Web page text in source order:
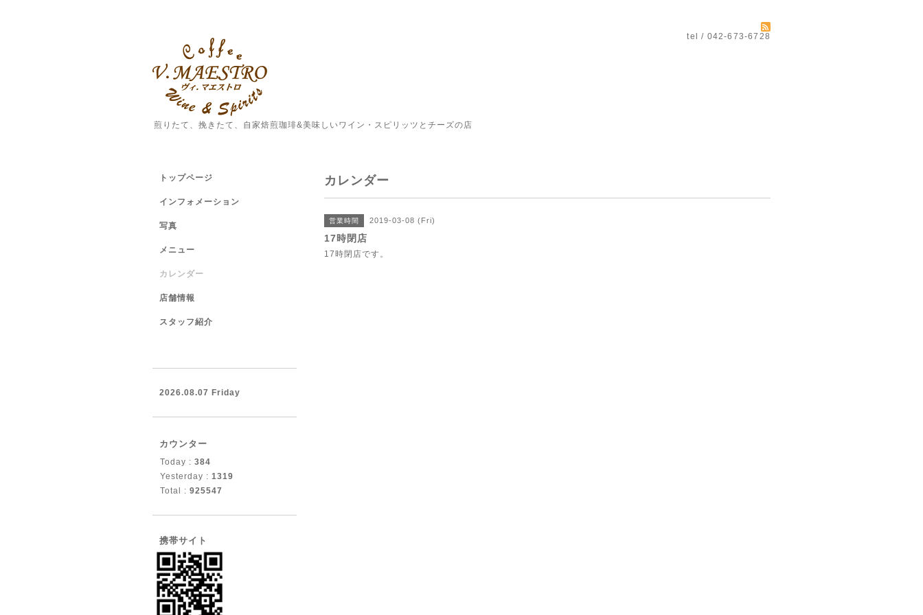
tel / 042-673-6728
煎りたて、挽きたて、自家焙煎珈琲&美味しいワイン・スピリッツとチーズの店
カレンダー
営業時間 2019-03-08 (Fri)
17時閉店
17時閉店です。
トップページ
インフォメーション
写真
メニュー
カレンダー
店舗情報
スタッフ紹介
2026.08.07 Friday
カウンター
Today : 384
Yesterday : 1319
Total : 925547
携帯サイト